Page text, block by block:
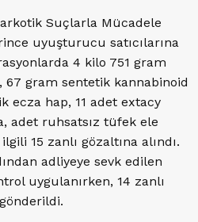
Suçlarla Mücadele
uyuşturucu satıcılarına
4 kilo 751 gram
gram sentetik kannabinoid
ecza hap, 11 adet extacy
adet ruhsatsız tüfek ele
15 zanlı gözaltına alındı.
adliyeye sevk edilen
uygulanırken, 14 zanlı